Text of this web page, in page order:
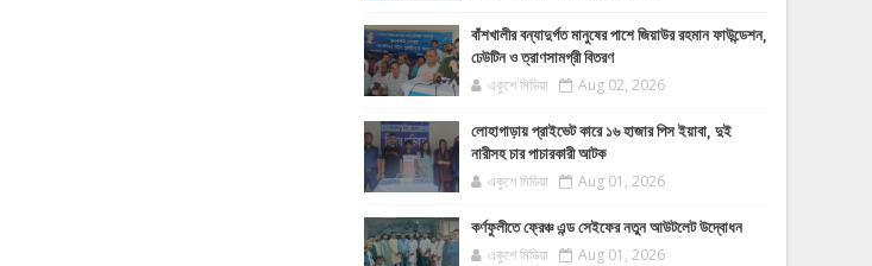
বাঁশখালীর বন্যাদুর্গত মানুষের পাশে জিয়াউর রহমান ফাউন্ডেশন,
ঢেউটিন ও ত্রাণসামগ্রী বিতরণ
একুশে মিডিয়া Aug 02, 2026
লোহাগাড়ায় প্রাইভেট কারে ১৬ হাজার পিস ইয়াবা, দুই
নারীসহ চার পাচারকারী আটক
একুশে মিডিয়া Aug 01, 2026
কর্ণফুলীতে ফ্রেঞ্চ এন্ড সেইফের নতুন আউটলেট উদ্বোধন
একুশে মিডিয়া Aug 01, 2026